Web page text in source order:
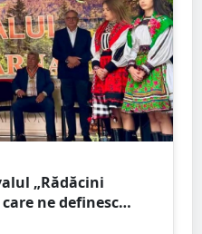
„Rădăcini
ne definesc
și duse mai